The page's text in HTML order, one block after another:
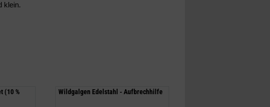
klein.
(10 %
Wildgalgen Edelstahl - Aufbrechhilfe